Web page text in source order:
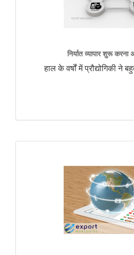
निर्यात व्यापार शुरू
हाल के वर्षों में प्रौद्योगिकी ने